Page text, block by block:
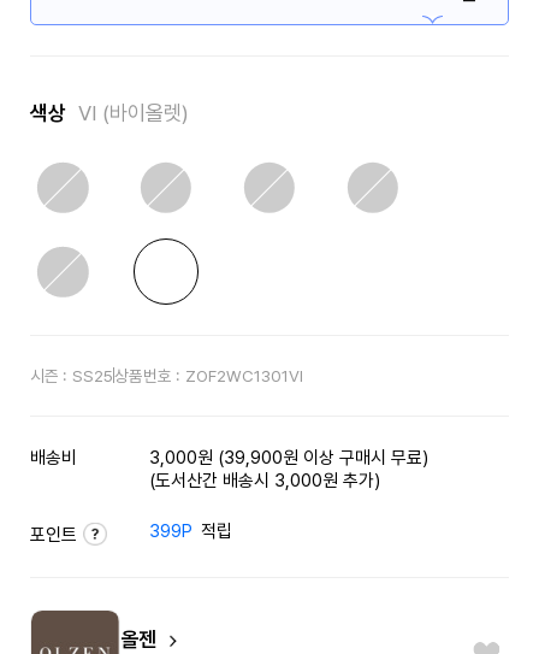
색상 VI (바이올렛)
시즌 : SS25상품번호 : ZOF2WC1301VI
배송비
3,000원 (39,900원 이상 구매시 무료)
(도서산간 배송시 3,000원 추가)
포인트 399P 적립
올젠